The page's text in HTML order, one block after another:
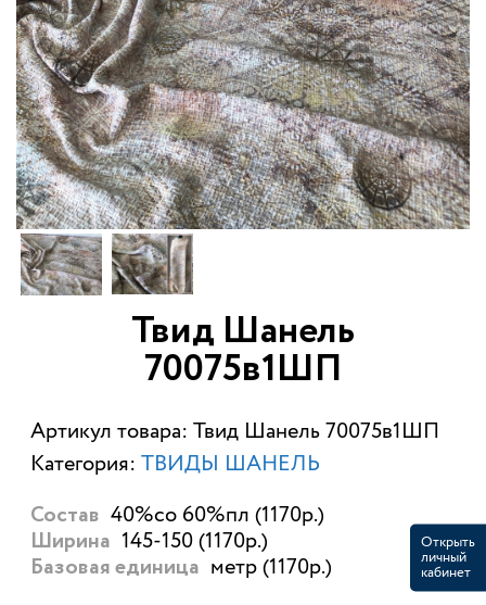
Твид Шанель
70075в1ШП
Артикул товара: Твид Шанель 70075в1ШП
Категория: ТВИДЫ ШАНЕЛЬ
Состав 40%со 60%пл (1170р.)
Ширина 145-150 (1170р.)
Базовая единица метр (1170р.)
Открыть
личный
кабинет